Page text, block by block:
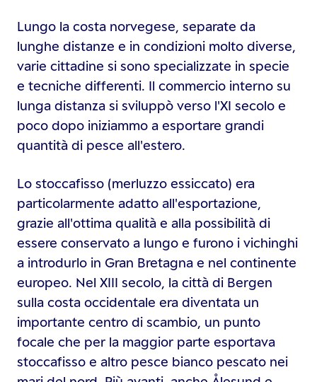
Lungo la costa norvegese, separate da
lunghe distanze e in condizioni molto diverse,
varie cittadine si sono specializzate in specie
e tecniche differenti. Il commercio interno su
lunga distanza si sviluppò verso l'XI secolo e
poco dopo iniziammo a esportare grandi
quantità di pesce all'estero.
Lo stoccafisso (merluzzo essiccato) era
particolarmente adatto all'esportazione,
grazie all'ottima qualità e alla possibilità di
essere conservato a lungo e furono i vichinghi
a introdurlo in Gran Bretagna e nel continente
europeo. Nel XIII secolo, la città di Bergen
sulla costa occidentale era diventata un
importante centro di scambio, un punto
focale che per la maggior parte esportava
stoccafisso e altro pesce bianco pescato nei